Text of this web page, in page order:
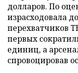
долларов. По
израсходовала
перехватчиков
первых
единиц, а
спровоцировав